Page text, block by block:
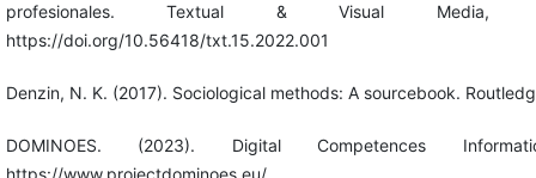
profesionales. Textual & Visual Media,
https://doi.org/10.56418/txt.15.2022.001
Denzin, N. K. (2017). Sociological methods: A sourcebook.
DOMINOES. (2023). Digital Competences